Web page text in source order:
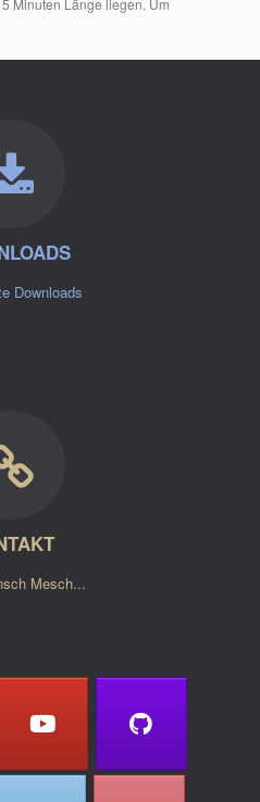
Minuten Länge liegen. Um
Downloads
Mesch...